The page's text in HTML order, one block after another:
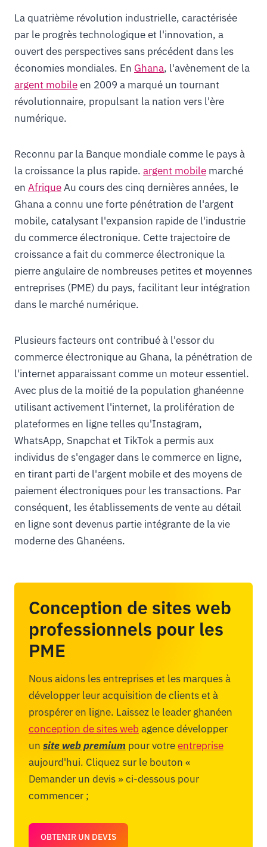
La quatrième révolution industrielle, caractérisée
par le progrès technologique et l'innovation, a
ouvert des perspectives sans précédent dans les
économies mondiales. En Ghana, l'avènement de la
argent mobileen 2009 a marqué un tournant
révolutionnaire, propulsant la nation vers l'ère
numérique.
Reconnu par la Banque mondiale comme le pays à
la croissance la plus rapide. argent mobile marché
en AfriqueAu cours des cinq dernières années, le
Ghana a connu une forte pénétration de l'argent
mobile, catalysant l'expansion rapide de l'industrie
du commerce électronique. Cette trajectoire de
croissance a fait du commerce électronique la
pierre angulaire de nombreuses petites et moyennes
entreprises (PME) du pays, facilitant leur intégration
dans le marché numérique.
Plusieurs facteurs ont contribué à l'essor du
commerce électronique au Ghana, la pénétration de
l'internet apparaissant comme un moteur essentiel.
Avec plus de la moitié de la population ghanéenne
utilisant activement l'internet, la prolifération de
plateformes en ligne telles qu'Instagram,
WhatsApp, Snapchat et TikTok a permis aux
individus de s'engager dans le commerce en ligne,
en tirant parti de l'argent mobile et des moyens de
paiement électroniques pour les transactions. Par
conséquent, les établissements de vente au détail
en ligne sont devenus partie intégrante de la vie
moderne des Ghanéens.
Conception de sites web
professionnels pour les
PME
Nous aidons les entreprises et les marques à
développer leur acquisition de clients et à
prospérer en ligne. Laissez le leader ghanéen
conception de sites web agence développer
un site web premium pour votreentreprise
aujourd'hui. Cliquez sur le bouton «
Demander un devis » ci-dessous pour
commencer ;
OBTENIR UN DEVIS